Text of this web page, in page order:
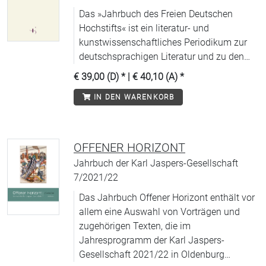
Das »Jahrbuch des Freien Deutschen
Hochstifts« ist ein literatur- und
kunstwissenschaftliches Periodikum zur
deutschsprachigen Literatur und zu den
Wechselbeziehungen zwischen Dichtung
und Kunst.
€ 39,00 (D) * | € 40,10 (A) *
IN DEN WARENKORB
OFFENER HORIZONT
Jahrbuch der Karl Jaspers-Gesellschaft
7/2021/22
Das Jahrbuch Offener Horizont enthält vor
allem eine Auswahl von Vorträgen und
zugehörigen Texten, die im
Jahresprogramm der Karl Jaspers-
Gesellschaft 2021/22 in Oldenburg